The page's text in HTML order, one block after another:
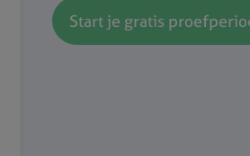
Start je gratis